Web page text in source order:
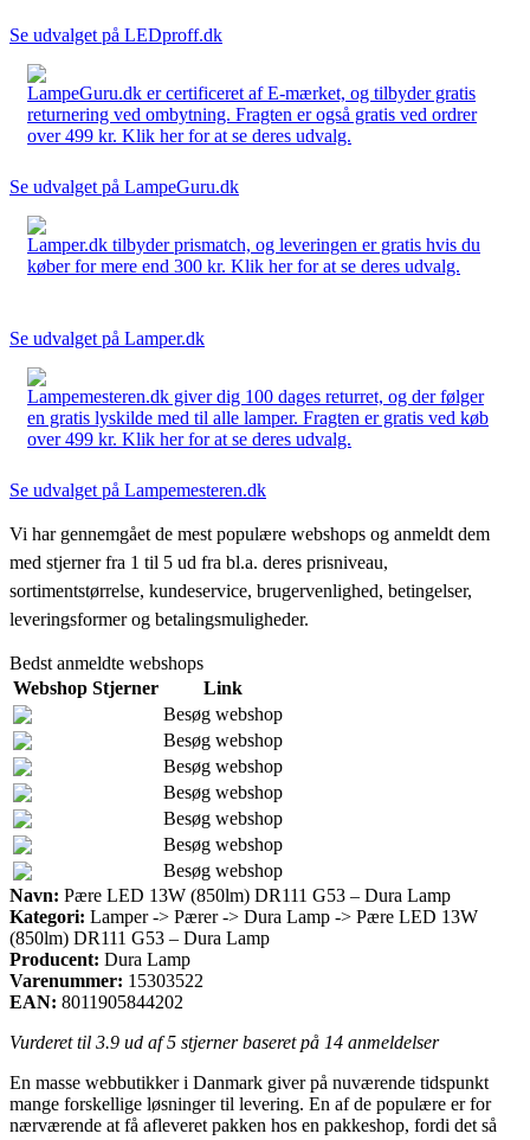
Se udvalget på LEDproff.dk
LampeGuru.dk er certificeret af E-mærket, og tilbyder gratis
returnering ved ombytning. Fragten er også gratis ved ordrer
over 499 kr. Klik her for at se deres udvalg.
Se udvalget på LampeGuru.dk
Lamper.dk tilbyder prismatch, og leveringen er gratis hvis du
køber for mere end 300 kr. Klik her for at se deres udvalg.
Se udvalget på Lamper.dk
Lampemesteren.dk giver dig 100 dages returret, og der følger
en gratis lyskilde med til alle lamper. Fragten er gratis ved køb
over 499 kr. Klik her for at se deres udvalg.
Se udvalget på Lampemesteren.dk
Vi har gennemgået de mest populære webshops og anmeldt dem
med stjerner fra 1 til 5 ud fra bl.a. deres prisniveau,
sortimentstørrelse, kundeservice, brugervenlighed, betingelser,
leveringsformer og betalingsmuligheder.
Bedst anmeldte webshops
Webshop Stjerner
Link
Besøg webshop
Besøg webshop
Besøg webshop
Besøg webshop
Besøg webshop
Besøg webshop
Besøg webshop
Navn: Pære LED 13W (850lm) DR111 G53 – Dura Lamp
Kategori: Lamper -> Pærer -> Dura Lamp -> Pære LED 13W
(850lm) DR111 G53 – Dura Lamp
Producent: Dura Lamp
Varenummer: 15303522
EAN: 8011905844202
Vurderet til 3.9 ud af 5 stjerner baseret på 14 anmeldelser
En masse webbutikker i Danmark giver på nuværende tidspunkt
mange forskellige løsninger til levering. En af de populære er for
nærværende at få afleveret pakken hos en pakkeshop, fordi det så